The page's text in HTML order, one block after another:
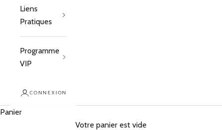
Liens
Pratiques
Programme
VIP
CONNEXION
Panier
Votre panier est vide